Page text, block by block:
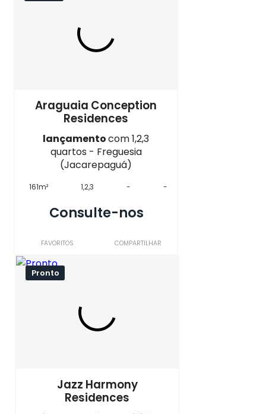
Araguaia Conception
Residences
lançamentocom 1,2,3
quartos - Freguesia
(Jacarepaguá)
161m² 1,2,3 - -
Consulte-nos
FAVORITOS COMPARTILHAR
Pronto
Jazz Harmony
Residences